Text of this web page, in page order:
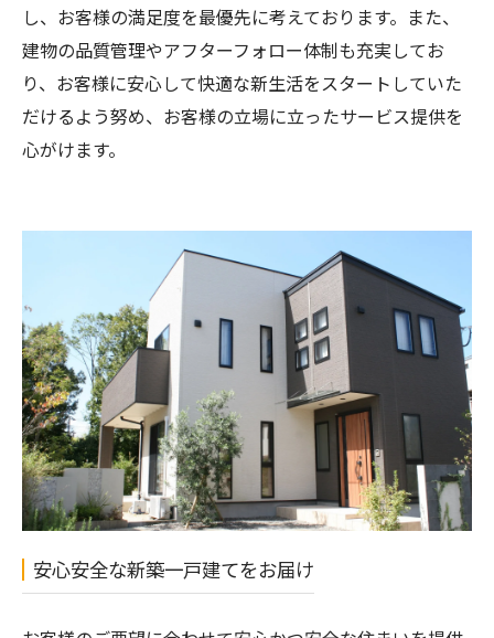
し、お客様の満足度を最優先に考えております。また、
建物の品質管理やアフターフォロー体制も充実してお
り、お客様に安心して快適な新生活をスタートしていた
だけるよう努め、お客様の立場に立ったサービス提供を
心がけます。
安心安全な新築一戸建てをお届け